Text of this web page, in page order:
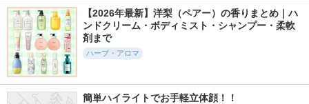
5.0
551件
N organic Basic バ
ランシング ローシ
ョン
北見ハッカ通商
ト ユズ＆ジンジャ
ーの香り
【2026年最新】洋梨（ペアー）の香りまとめ｜ハ
ンドクリーム・ボディミスト・シャンプー・柔軟
剤まで
ハーブ・アロマ
簡単ハイライトでお手軽立体顔！！